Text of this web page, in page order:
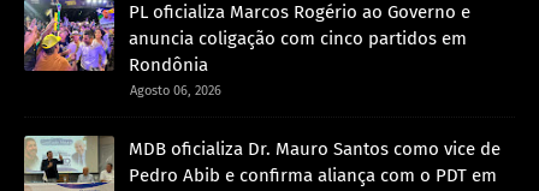
PL oficializa Marcos Rogério ao Governo e
anuncia coligação com cinco partidos em
Rondônia
Agosto 06, 2026
MDB oficializa Dr. Mauro Santos como vice de
Pedro Abib e confirma aliança com o PDT em